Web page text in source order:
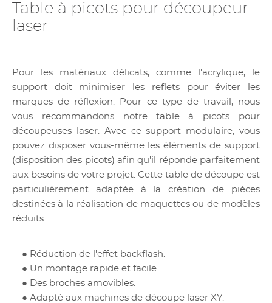
Table à picots pour découpeur
laser
Pour les matériaux délicats, comme l'acrylique, le
support doit minimiser les reflets pour éviter les
marques de réflexion. Pour ce type de travail, nous
vous recommandons notre table à picots pour
découpeuses laser. Avec ce support modulaire, vous
pouvez disposer vous-même les éléments de support
(disposition des picots) afin qu'il réponde parfaitement
aux besoins de votre projet. Cette table de découpe est
particulièrement adaptée à la création de pièces
destinées à la réalisation de maquettes ou de modèles
réduits.
● Réduction de l'effet backflash.
● Un montage rapide et facile.
● Des broches amovibles.
● Adapté aux machines de découpe laser XY.